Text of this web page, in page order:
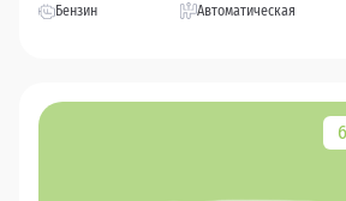
Бензин Автоматическая